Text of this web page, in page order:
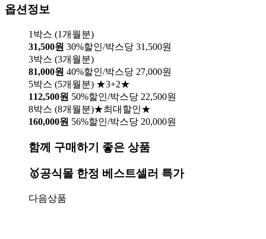
옵션정보
1박스 (1개월분)
31,500원 30%할인/박스당 31,500원
3박스 (3개월분)
81,000원 40%할인/박스당 27,000원
5박스 (5개월분) ★3+2★
112,500원 50%할인/박스당 22,500원
8박스 (8개월분)★최대할인★
160,000원 56%할인/박스당 20,000원
함께 구매하기 좋은 상품
🥇공식몰 한정 베스트셀러 특가
다음상품